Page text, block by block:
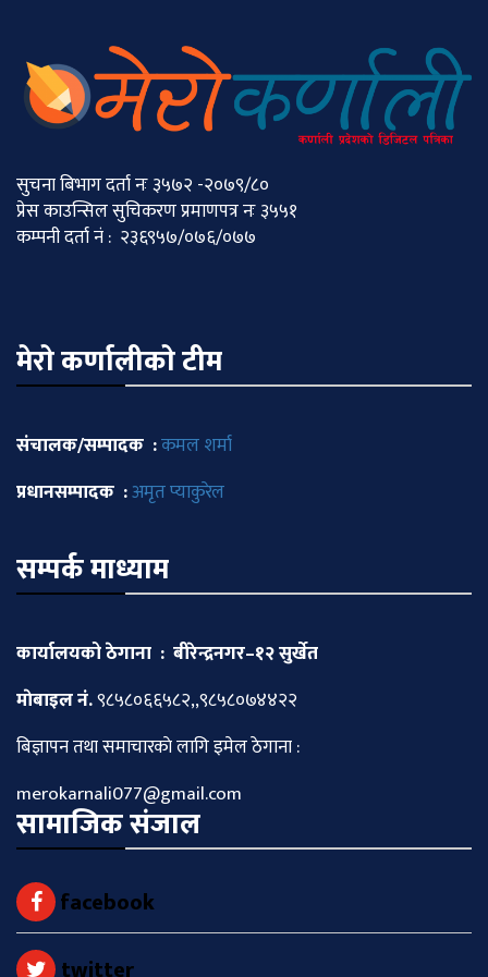
सुचना बिभाग दर्ता नः ३५७२ -२०७९/८०
प्रेस काउन्सिल सुचिकरण प्रमाणपत्र नः ३५५१
कम्पनी दर्ता नं : २३६९५७/०७६/०७७
मेराे कर्णालीकाे टीम
संचालक/सम्पादक :कमल शर्मा
प्रधानसम्पादक :अमृत प्याकुरेल
सम्पर्क माध्याम
कार्यालयको ठेगाना : बीरेन्द्रनगर–१२ सुर्खेत
माेबाइल नं.९८५८०६६५८२,,९८५८०७४४२२
बिज्ञापन तथा समाचारकाे लागि इमेल ठेगाना :
merokarnali077@gmail.com
सामाजिक संजाल
facebook